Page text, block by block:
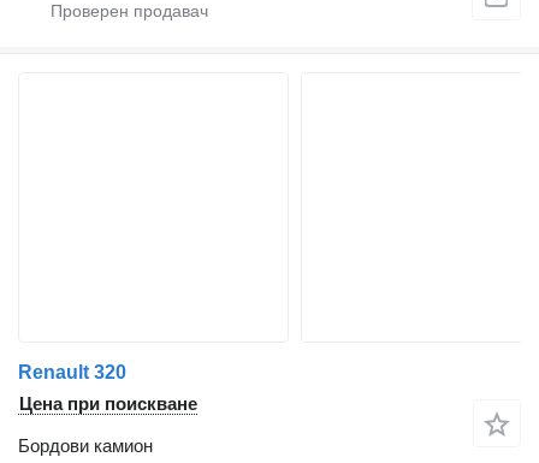
Renault 320
Цена при поискване
Бордови камион